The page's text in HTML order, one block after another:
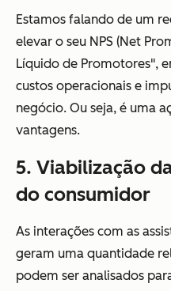
Estamos falando de um
elevar o seu NPS (Net
Líquido de Promotores",
custos operacionais e
negócio. Ou seja, é uma
vantagens.
5. Viabilização
do consumidor
As interações com as
geram uma quantidade
podem ser analisados